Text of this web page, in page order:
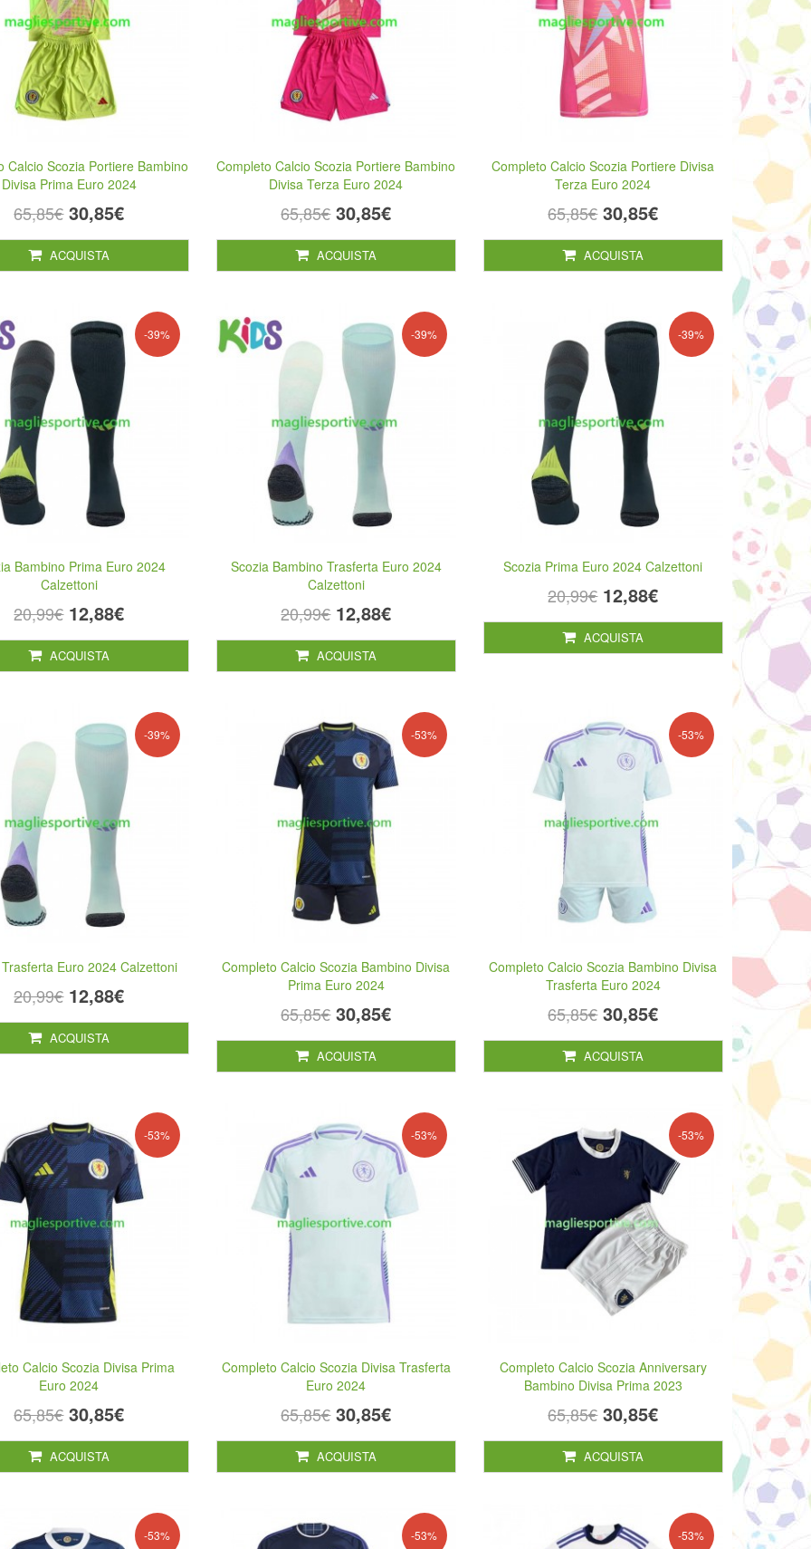
Calcio Scozia Portiere Bambino
Divisa Prima Euro 2024
65,85€ 30,85€
ACQUISTA
Completo Calcio Scozia Portiere Bambino
Divisa Terza Euro 2024
65,85€ 30,85€
ACQUISTA
Completo Calcio Scozia Portiere Divisa
Terza Euro 2024
65,85€ 30,85€
ACQUISTA
-39%
Bambino Prima Euro 2024
Calzettoni
20,99€ 12,88€
ACQUISTA
-39%
Scozia Bambino Trasferta Euro 2024
Calzettoni
20,99€ 12,88€
ACQUISTA
-39%
Scozia Prima Euro 2024 Calzettoni
20,99€ 12,88€
ACQUISTA
-39%
Euro 2024 Calzettoni
20,99€ 12,88€
ACQUISTA
-53%
Completo Calcio Scozia Bambino Divisa
Prima Euro 2024
65,85€ 30,85€
ACQUISTA
-53%
Completo Calcio Scozia Bambino Divisa
Trasferta Euro 2024
65,85€ 30,85€
ACQUISTA
-53%
Calcio Scozia Divisa Prima
Euro 2024
65,85€ 30,85€
ACQUISTA
-53%
Completo Calcio Scozia Divisa Trasferta
Euro 2024
65,85€ 30,85€
ACQUISTA
-53%
Completo Calcio Scozia Anniversary
Bambino Divisa Prima 2023
65,85€ 30,85€
ACQUISTA
-53% -53% -53%